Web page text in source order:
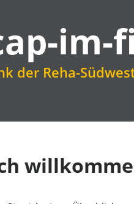
im-
der Reha-